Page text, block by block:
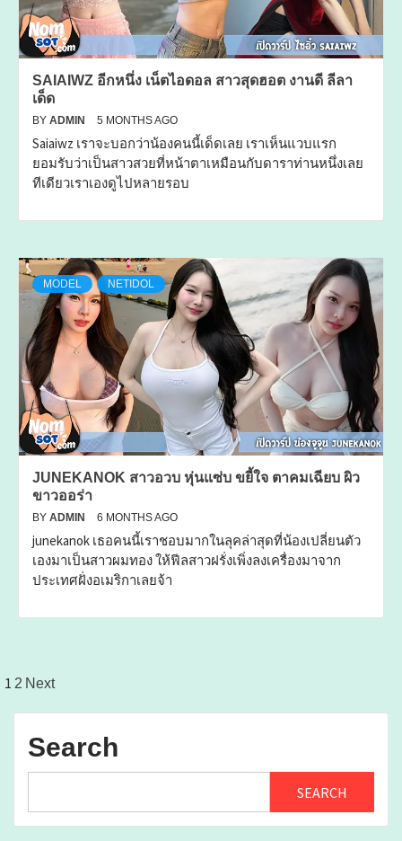
SAIAIWZ อีกหนึ่ง เน็ตไอดอล สาวสุดฮอต งานดี ลีลา
เด็ด
BY ADMIN 5 MONTHS AGO
Saiaiwz เราจะบอกว่าน้องคนนี้เด็ดเลย เราเห็นแวบแรก
ยอมรับว่าเป็นสาวสวยที่หน้าตาเหมือนกับดาราท่านหนึ่งเลย
ทีเดียวเราเองดูไปหลายรอบ
MODEL NETIDOL
JUNEKANOK สาวอวบ หุ่นแซ่บ ขยี้ใจ ตาคมเฉียบ ผิว
ขาวออร่า
BY ADMIN 6 MONTHS AGO
junekanok เธอคนนี้เราชอบมากในลุคล่าสุดที่น้องเปลี่ยนตัว
เองมาเป็นสาวผมทอง ให้ฟีลสาวฝรั่งเพิ่งลงเครื่องมาจาก
ประเทศฝั่งอเมริกาเลยจ้า
Posts
pagination
1 2 Next
Search
SEARCH